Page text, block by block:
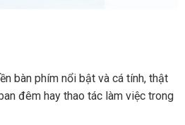
bàn phím nổi bật và cá tính, thật
đêm hay thao tác làm việc trong